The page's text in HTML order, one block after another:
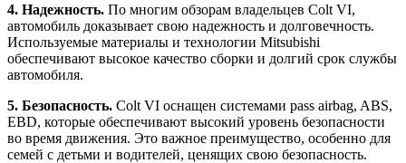
4. Надежность. По многим обзорам владельцев Colt VI,
автомобиль доказывает свою надежность и долговечность.
Используемые материалы и технологии Mitsubishi
обеспечивают высокое качество сборки и долгий срок службы
автомобиля.
5. Безопасность. Colt VI оснащен системами pass airbag, ABS,
EBD, которые обеспечивают высокий уровень безопасности
во время движения. Это важное преимущество, особенно для
семей с детьми и водителей, ценящих свою безопасность.